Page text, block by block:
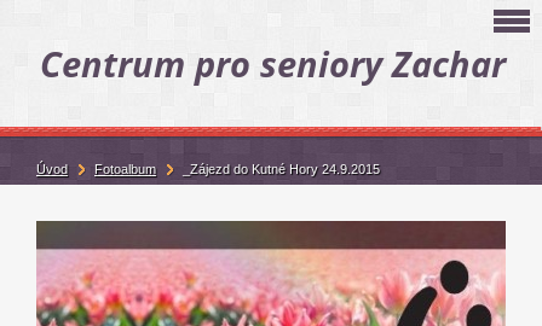
Centrum pro seniory Zachar
Úvod Fotoalbum _Zájezd do Kutné Hory 24.9.2015